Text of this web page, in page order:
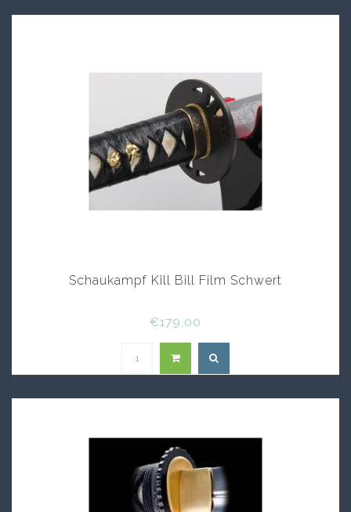
Schaukampf Kill Bill Film Schwert
€179,00